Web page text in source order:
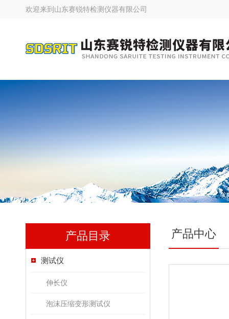
欢迎来到 山东赛锐特检测仪器有限公司
产品目录
测试仪
伸长仪
泡沫压缩变形测试仪
产品中心